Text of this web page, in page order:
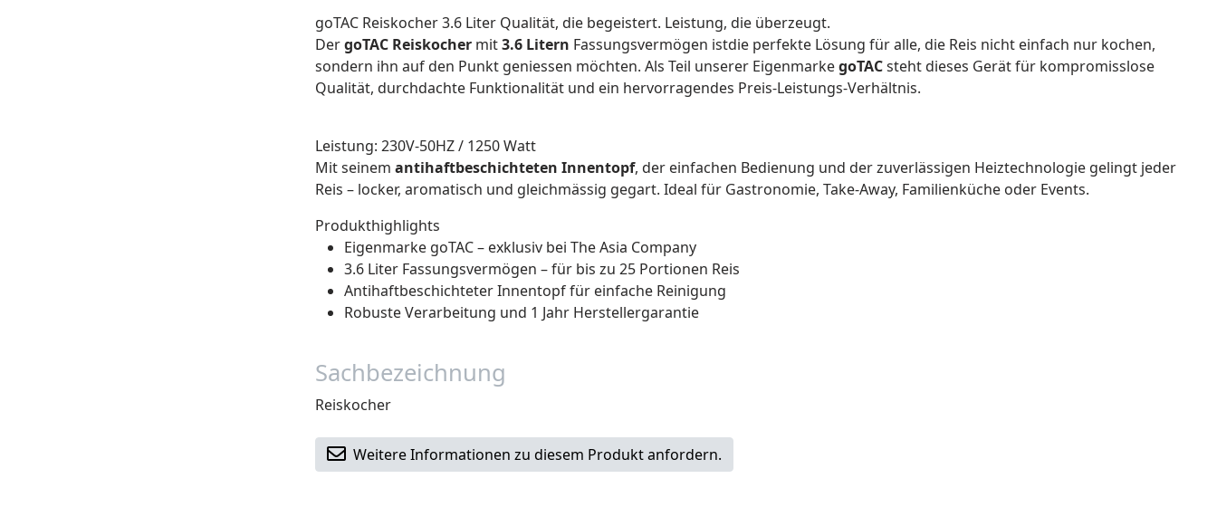
goTAC Reiskocher 3.6 Liter Qualität, die begeistert. Leistung, die überzeugt.
DergoTAC Reiskocher mit3.6 Litern Fassungsvermögen istdie perfekte Lösung für alle, die Reis nicht einfach nur kochen,
sondern ihn auf den Punkt geniessen möchten. Als Teil unserer EigenmarkegoTACsteht dieses Gerät für kompromisslose
Qualität, durchdachte Funktionalität und ein hervorragendes Preis-Leistungs-Verhältnis.
Leistung: 230V-50HZ / 1250 Watt
Mit seinem antihaftbeschichteten Innentopf, der einfachen Bedienung und der zuverlässigen Heiztechnologie gelingt jeder
Reis – locker, aromatisch und gleichmässig gegart. Ideal für Gastronomie, Take-Away, Familienküche oder Events.
Produkthighlights
Eigenmarke goTAC – exklusiv bei The Asia Company
3.6 Liter Fassungsvermögen – für bis zu 25 Portionen Reis
Antihaftbeschichteter Innentopf für einfache Reinigung
Robuste Verarbeitung und 1 Jahr Herstellergarantie
Sachbezeichnung
Reiskocher
Weitere Informationen zu diesem Produkt anfordern.